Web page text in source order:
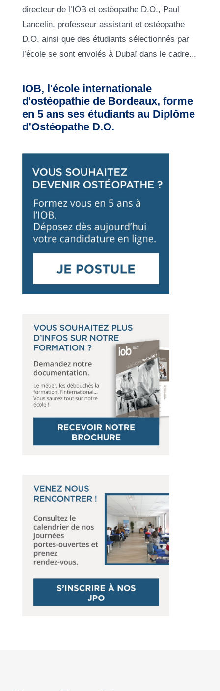
directeur de l’IOB et ostéopathe D.O., Paul
Lancelin, professeur assistant et ostéopathe
D.O. ainsi que des étudiants sélectionnés par
l’école se sont envolés à Dubaï dans le cadre...
IOB, l'école internationale
d'ostéopathie de Bordeaux, forme
en 5 ans ses étudiants au Diplôme
d’Ostéopathe D.O.